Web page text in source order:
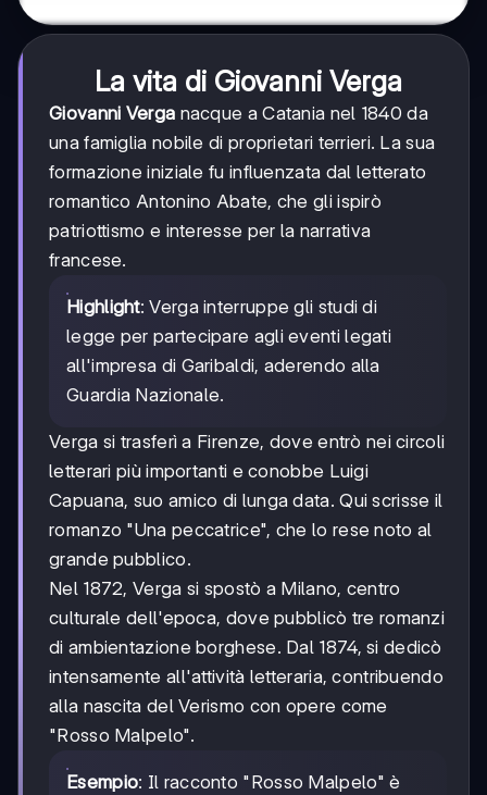
La vita di Giovanni Verga
Giovanni Verga nacque a Catania nel 1840 da
una famiglia nobile di proprietari terrieri. La sua
formazione iniziale fu influenzata dal letterato
romantico Antonino Abate, che gli ispirò
patriottismo e interesse per la narrativa
francese.
Highlight: Verga interruppe gli studi di
legge per partecipare agli eventi legati
all'impresa di Garibaldi, aderendo alla
Guardia Nazionale.
Verga si trasferì a Firenze, dove entrò nei circoli
letterari più importanti e conobbe Luigi
Capuana, suo amico di lunga data. Qui scrisse il
romanzo "Una peccatrice", che lo rese noto al
grande pubblico.
Nel 1872, Verga si spostò a Milano, centro
culturale dell'epoca, dove pubblicò tre romanzi
di ambientazione borghese. Dal 1874, si dedicò
intensamente all'attività letteraria, contribuendo
alla nascita del Verismo con opere come
"Rosso Malpelo".
Esempio: Il racconto "Rosso Malpelo" è